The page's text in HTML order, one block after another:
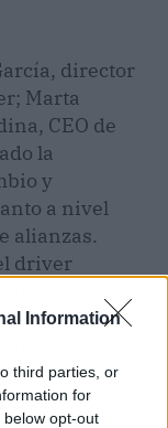
Information
third parties, or
for
opt-out
director
Marta
CEO de
la
y
a nivel
alianzas.
driver
sus